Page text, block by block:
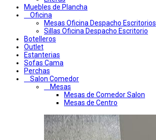
Muebles de Plancha
Oficina
Mesas Oficina Despacho Escritorios
Sillas Oficina Despacho Escritorio
Botelleros
Outlet
Estanterias
Sofas Cama
Perchas
Salon Comedor
Mesas
Mesas de Comedor Salon
Mesas de Centro